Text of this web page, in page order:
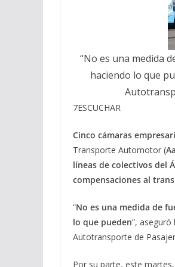
“No es una medida
haciendo lo que
7ESCUCHAR
Cinco cámaras
Transporte Automotor (
líneas de colectivos del
compensaciones al
“No es una medida de
lo que pueden”,
Autotransporte de
Por su parte, este